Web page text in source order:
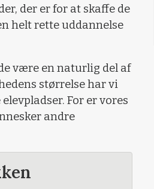
der er for at skaffe de
helt rette uddannelse
være en naturlig del af
størrelse har vi
For er vores
andre